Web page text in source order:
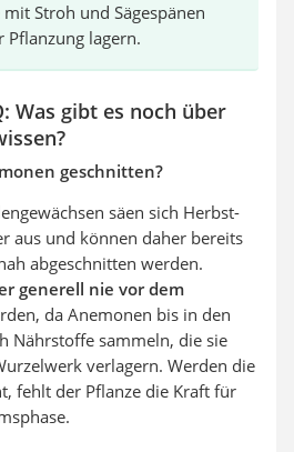
Stroh und Sägespänen
Pflanzung lagern.
Was gibt es noch über
geschnitten?
säen sich Herbst-
aus und können daher bereits
abgeschnitten werden.
generell nie vor dem
da Anemonen bis in den
Nährstoffe sammeln, die sie
verlagern. Werden die
fehlt der Pflanze die Kraft für